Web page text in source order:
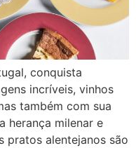
conquista
incríveis, vinhos
também com sua
herança milenar e
pratos alentejanos são